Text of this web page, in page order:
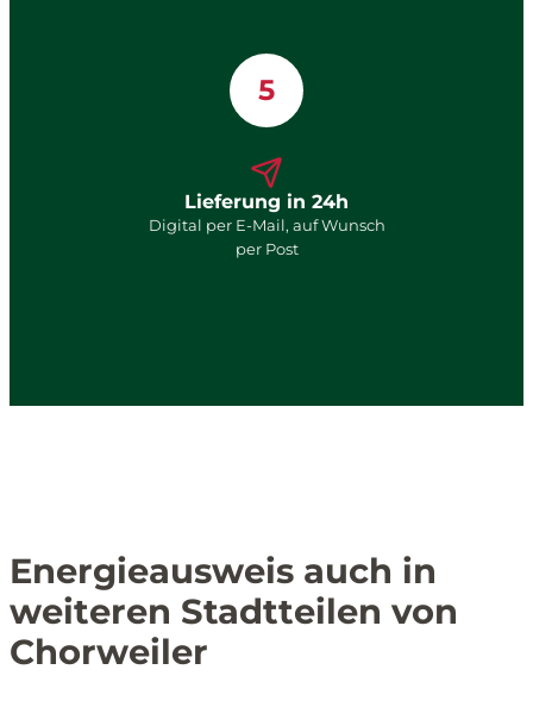
5
Lieferung in 24h
Digital per E-Mail, auf Wunsch
per Post
Energieausweis auch in
weiteren Stadtteilen von
Chorweiler